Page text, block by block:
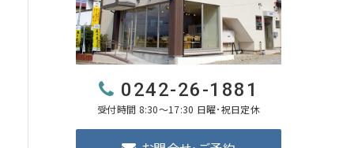
0242-26-1881
受付時間 8:30～17:30 日曜･祝日定休